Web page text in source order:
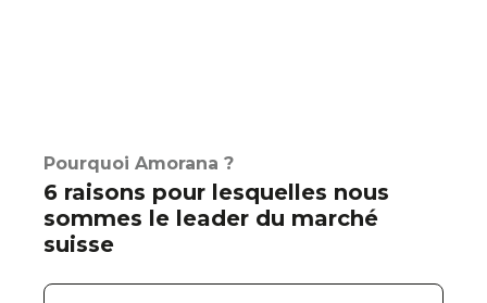
Pourquoi Amorana ?
6 raisons pour lesquelles nous
sommes le leader du marché
suisse